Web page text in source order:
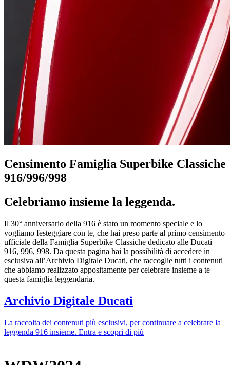
Censimento Famiglia Superbike Classiche
916/996/998
Celebriamo insieme la leggenda.
Il 30° anniversario della 916 è stato un momento speciale e lo
vogliamo festeggiare con te, che hai preso parte al primo censimento
ufficiale della Famiglia Superbike Classiche dedicato alle Ducati
916, 996, 998. Da questa pagina hai la possibilità di accedere in
esclusiva all’Archivio Digitale Ducati, che raccoglie tutti i contenuti
che abbiamo realizzato appositamente per celebrare insieme a te
questa famiglia leggendaria.
Archivio Digitale Ducati
La raccolta dei contenuti più esclusivi, per continuare a celebrare la
leggenda 916 insieme. Entra e scopri di più